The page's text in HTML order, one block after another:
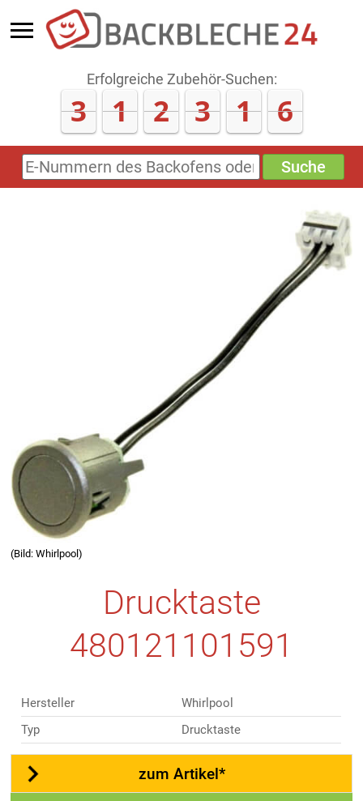
Erfolgreiche Zubehör-Suchen:
3 1 2 3 1 9
E-
Nummern
Suche
(Bild: Whirlpool)
Drucktaste
480121101591
Hersteller
Whirlpool
Typ
Drucktaste
zum Artikel*